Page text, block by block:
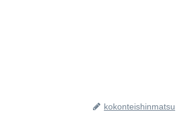
kokonteishinmatsu